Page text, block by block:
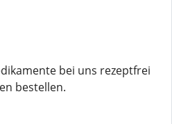
bei uns rezeptfrei
bestellen.